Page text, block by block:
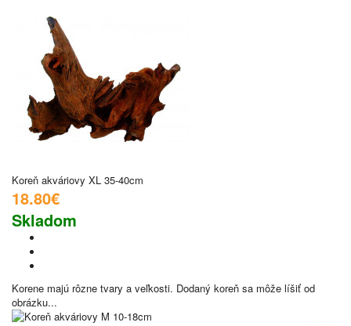
Koreň akváriovy XL 35-40cm
18.80€
Skladom
Korene majú rôzne tvary a veľkosti. Dodaný koreň sa môže líšiť od
obrázku...